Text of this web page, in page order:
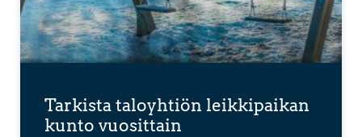
Tarkista taloyhtiön leikkipaikan
kunto vuosittain